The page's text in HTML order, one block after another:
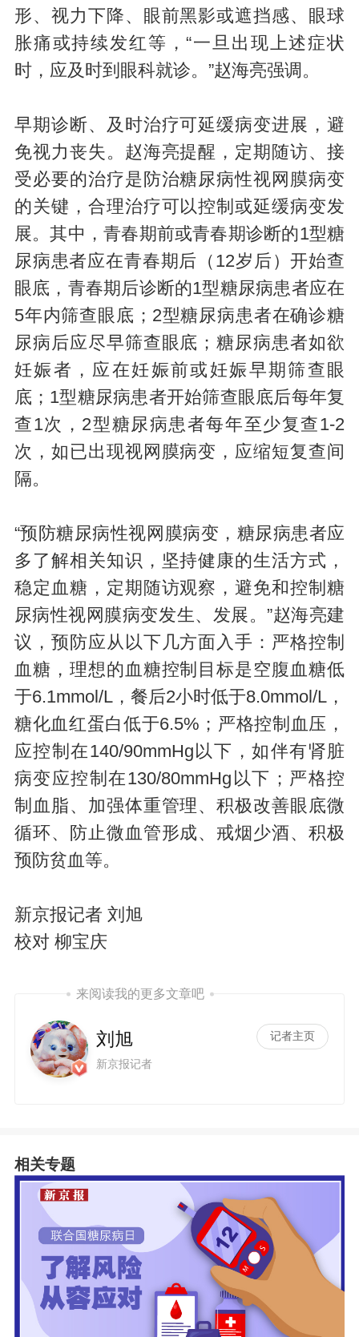
形、视力下降、眼前黑影或遮挡感、眼球
胀痛或持续发红等，“一旦出现上述症状
时，应及时到眼科就诊。”赵海亮强调。
早期诊断、及时治疗可延缓病变进展，避
免视力丧失。赵海亮提醒，定期随访、接
受必要的治疗是防治糖尿病性视网膜病变
的关键，合理治疗可以控制或延缓病变发
展。其中，青春期前或青春期诊断的1型糖
尿病患者应在青春期后（12岁后）开始查
眼底，青春期后诊断的1型糖尿病患者应在
5年内筛查眼底；2型糖尿病患者在确诊糖
尿病后应尽早筛查眼底；糖尿病患者如欲
妊娠者，应在妊娠前或妊娠早期筛查眼
底；1型糖尿病患者开始筛查眼底后每年复
查1次，2型糖尿病患者每年至少复查1-2
次，如已出现视网膜病变，应缩短复查间
隔。
“预防糖尿病性视网膜病变，糖尿病患者应
多了解相关知识，坚持健康的生活方式，
稳定血糖，定期随访观察，避免和控制糖
尿病性视网膜病变发生、发展。”赵海亮建
议，预防应从以下几方面入手：严格控制
血糖，理想的血糖控制目标是空腹血糖低
于6.1mmol/L，餐后2小时低于8.0mmol/L，
糖化血红蛋白低于6.5%；严格控制血压，
应控制在140/90mmHg以下，如伴有肾脏
病变应控制在130/80mmHg以下；严格控
制血脂、加强体重管理、积极改善眼底微
循环、防止微血管形成、戒烟少酒、积极
预防贫血等。
新京报记者 刘旭
校对 柳宝庆
来阅读我的更多文章吧
刘旭
新京报记者
记者主页
相关专题